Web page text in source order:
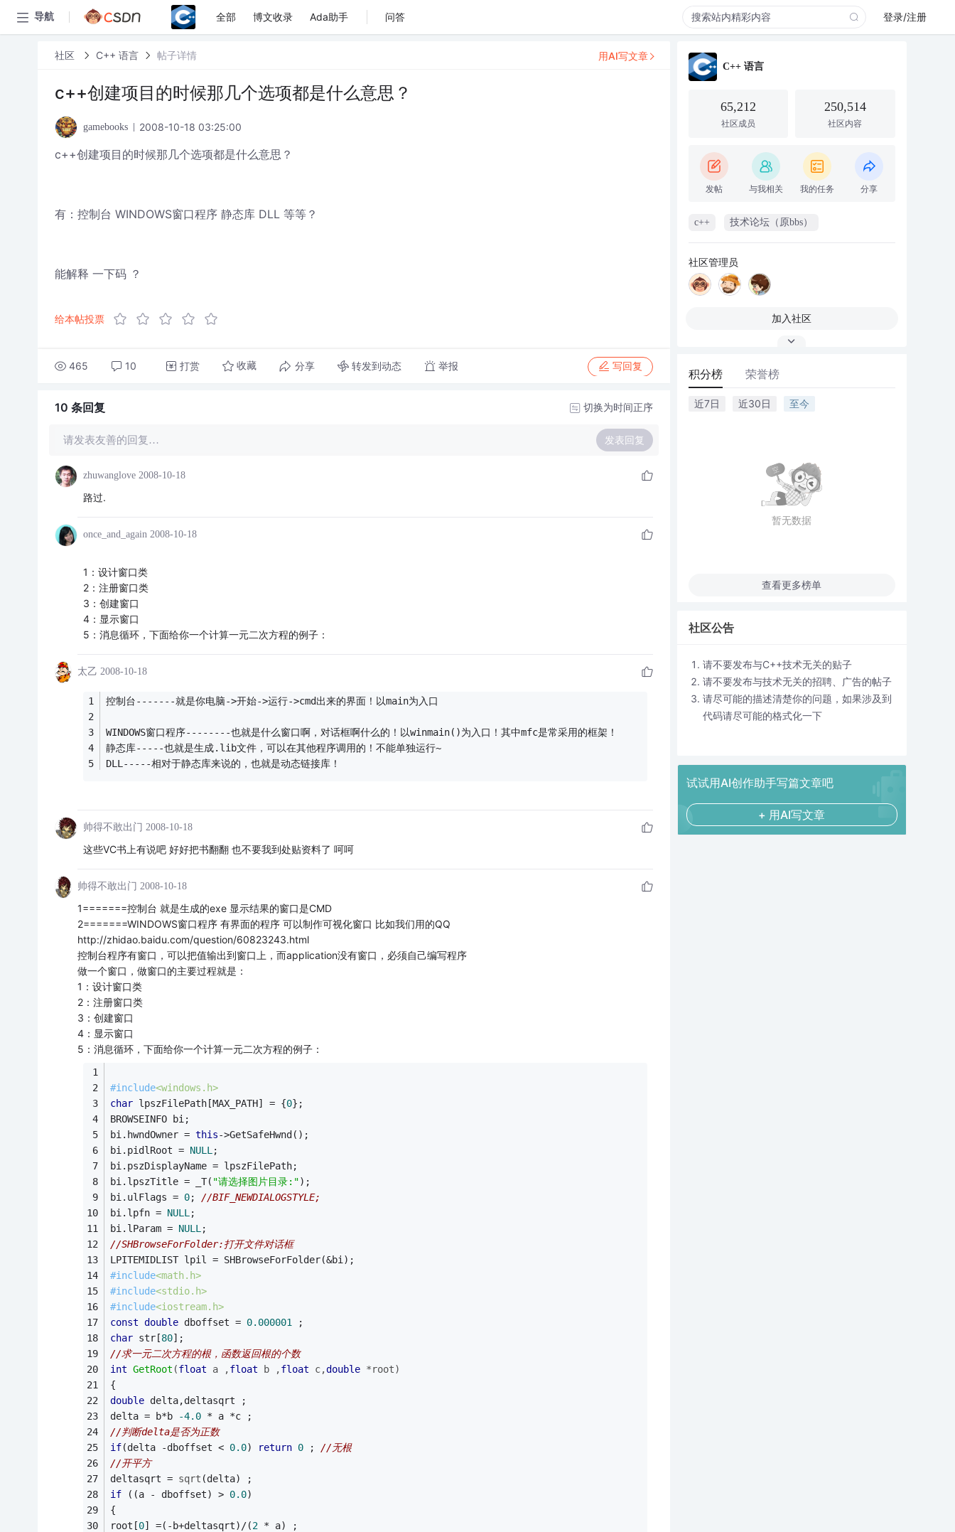
导航 全部 博文收录 Ada助手 问答 登录/注册
社区 C++ 语言 帖子详情
c++创建项目的时候那几个选项都是什么意思？
gamebooks 2008-10-18 03:25:00
c++创建项目的时候那几个选项都是什么意思？
有：控制台 WINDOWS窗口程序 静态库 DLL 等等？
能解释 一下码 ？
给本帖投票
465 10 打赏 收藏 分享 转发到动态 举报 写回复
用AI写文章
10 条回复 切换为时间正序
请发表友善的回复… 发表回复
zhuwanglove 2008-10-18
路过.
once_and_again 2008-10-18
1：设计窗口类
2：注册窗口类
3：创建窗口
4：显示窗口
5：消息循环，下面给你一个计算一元二次方程的例子：
太乙 2008-10-18
控制台-------就是你电脑->开始->运行->cmd出来的界面！以main为入口
WINDOWS窗口程序--------也就是什么窗口啊，对话框啊什么的！以winmain()为入口！其中mfc是常采用的框架！
静态库-----也就是生成.lib文件，可以在其他程序调用的！不能单独运行~
DLL-----相对于静态库来说的，也就是动态链接库！
帅得不敢出门 2008-10-18
这些VC书上有说吧 好好把书翻翻 也不要我到处贴资料了 呵呵
帅得不敢出门 2008-10-18
1=======控制台 就是生成的exe 显示结果的窗口是CMD
2=======WINDOWS窗口程序 有界面的程序 可以制作可视化窗口 比如我们用的QQ
http://zhidao.baidu.com/question/60823243.html
控制台程序有窗口，可以把值输出到窗口上，而application没有窗口，必须自己编写程序
做一个窗口，做窗口的主要过程就是：
1：设计窗口类
2：注册窗口类
3：创建窗口
4：显示窗口
5：消息循环，下面给你一个计算一元二次方程的例子：
#include<windows.h>
char lpszFilePath[MAX_PATH] = {0};
BROWSEINFO bi;
bi.hwndOwner = this->GetSafeHwnd();
bi.pidlRoot = NULL ;
bi.pszDisplayName = lpszFilePath;
bi.lpszTitle = _T( "请选择图片目录:");
bi.ulFlags = 0; //BIF_NEWDIALOGSTYLE;
bi.lpfn = NULL ;
bi.lParam = NULL ;
//SHBrowseForFolder:打开文件对话框
LPITEMIDLIST lpil = SHBrowseForFolder(&bi);
#include<math.h>
#include<stdio.h>
#include<iostream.h>
const double dboffset = 0.000001 ;
char str[80];
//求一元二次方程的根，函数返回根的个数
int GetRoot (float a ,float b ,float c,double *root)
{
double delta,deltasqrt ;
delta = b*b
-4.0 * a *c ;
//判断delta是否为正数
if(delta -dboffset < 0.0) return 0 ; //无根
//开平方
deltasqrt = sqrt (delta) ;
if ((a - dboffset) > 0.0)
{
root[0] =(-b+deltasqrt)/(2 * a) ;
C++ 语言
65,212
社区成员
250,514
社区内容
发帖 与我相关 我的任务 分享
c++ 技术论坛（原bbs）
社区管理员
加入社区
积分榜 荣誉榜
近7日 近30日 至今
暂无数据
查看更多榜单
社区公告
请不要发布与C++技术无关的贴子
请不要发布与技术无关的招聘、广告的帖子
请尽可能的描述清楚你的问题，如果涉及到
代码请尽可能的格式化一下
试试用AI创作助手写篇文章吧
+ 用AI写文章